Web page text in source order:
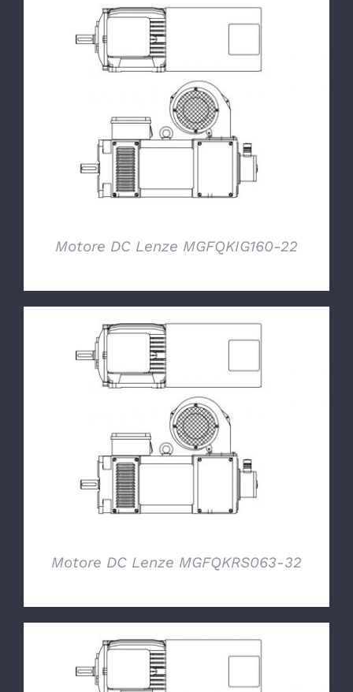
DETTAGLI
Motore DC Lenze MGFQKIG160-22
DETTAGLI
Motore DC Lenze MGFQKRS063-32